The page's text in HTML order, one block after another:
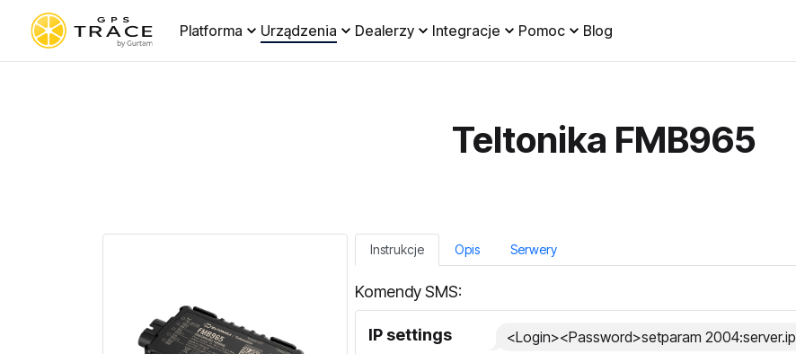
Platforma Urządzenia Dealerzy Integracje Pomoc Blog
Teltonika FMB965
Instrukcje Opis Serwery
Komendy SMS:
IP settings <Login><Password>setparam 2004:server.ip